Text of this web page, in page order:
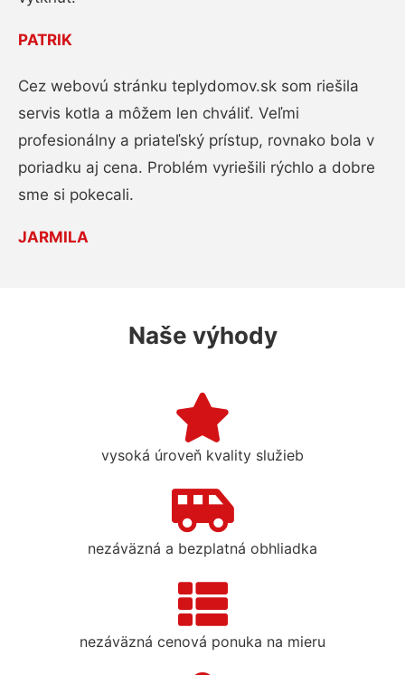
PATRIK
Cez webovú stránku teplydomov.sk som riešila
servis kotla a môžem len chváliť. Veľmi
profesionálny a priateľský prístup, rovnako bola v
poriadku aj cena. Problém vyriešili rýchlo a dobre
sme si pokecali.
JARMILA
Naše výhody
vysoká úroveň kvality služieb
nezáväzná a bezplatná obhliadka
nezáväzná cenová ponuka na mieru